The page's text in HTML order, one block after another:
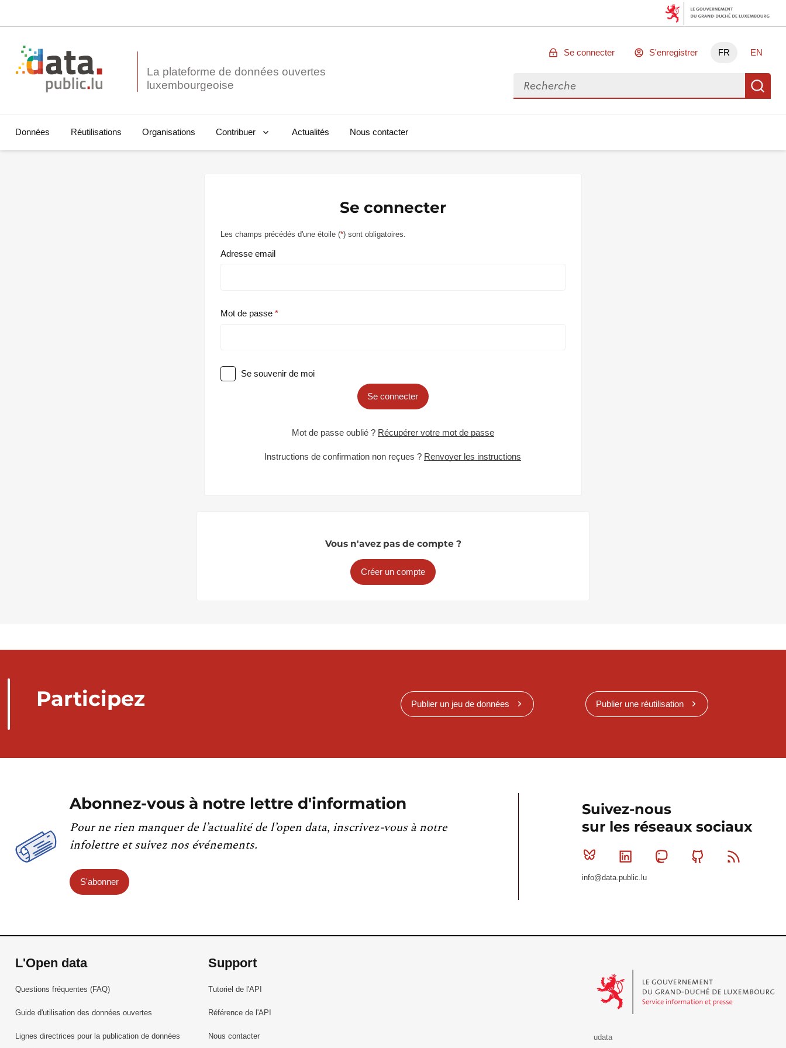
La plateforme de données ouvertes
Se connecter S'enregistrer FR EN
Rechercher des données
Données Réutilisations Organisations Contribuer Actualités Nous contacter
Se connecter
Les champs précédés d'une étoile (*) sont obligatoires.
Adresse email
Mot de passe
Se souvenir de moi
Se connecter
Mot de passe oublié ? Récupérer votre mot de passe
Instructions de confirmation non reçues ? Renvoyer les instructions
Vous n'avez pas de compte ?
Créer un compte
Participez Publier un jeu de données Publier une réutilisation
Abonnez-vous à notre lettre d'information
Pour ne rien manquer de l’actualité de l’open data, inscrivez-vous à notre
infolettre et suivez nos événements.
S'abonner
Suivez-nous
sur les réseaux sociaux
Bluesky Linkedin MastodonGithub
info@data.public.lu
L'Open data
Questions fréquentes (FAQ)
Guide d'utilisation des données ouvertes
Lignes directrices pour la publication de données
Support
Tutoriel de l'API
Référence de l'API
Nous contacter
udata